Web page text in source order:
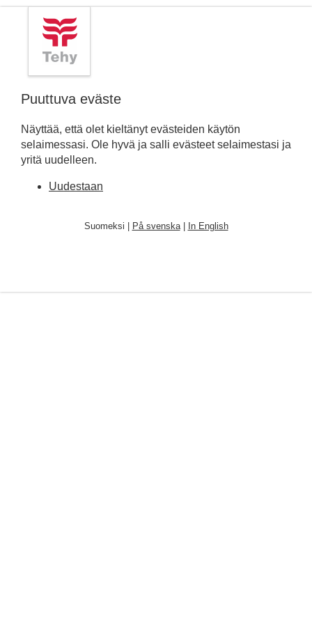
Puuttuva eväste
Näyttää, että olet kieltänyt evästeiden käytön
selaimessasi. Ole hyvä ja salli evästeet selaimestasi ja
yritä uudelleen.
Uudestaan
Suomeksi | På svenska| In English